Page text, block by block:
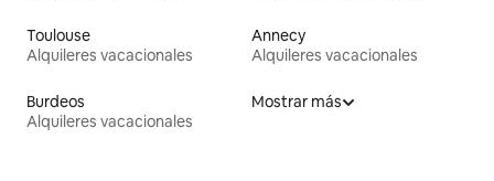
Toulouse
Alquileres vacacionales
Annecy
Alquileres vacacionales
Burdeos
Alquileres vacacionales
Mostrar más